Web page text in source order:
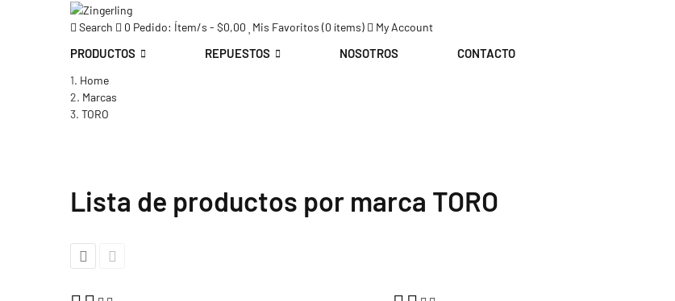
Search 0 Pedido: Ítem/s - $0,00 Mis Favoritos (0 ítems) My Account
PRODUCTOS REPUESTOS NOSOTROS CONTACTO
Home
Marcas
TORO
Lista de productos por marca TORO